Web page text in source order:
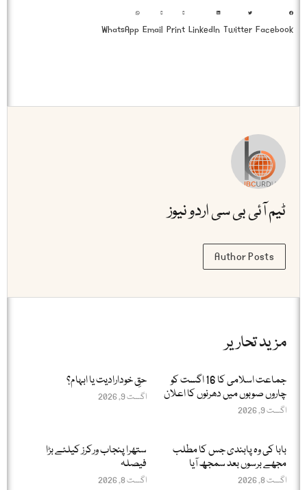
Facebook
Twitter
LinkedIn
Print
Email
WhatsApp
ٹیم آئی بی سی اردو نیوز
Author Posts
مزید تحاریر
جماعت اسلامی کا 16 اگست کو
چاروں صوبوں میں دھرنوں کا اعلان
اگست 9, 2026
حقِ خودارادیت یا ابہام؟
اگست 9, 2026
بابا کی وہ پابندی جس کا مطلب
مجھے برسوں بعد سمجھ آیا
اگست 8, 2026
ستھرا پنجاب ورکرز کیلئے بڑا
فیصلہ
اگست 8, 2026